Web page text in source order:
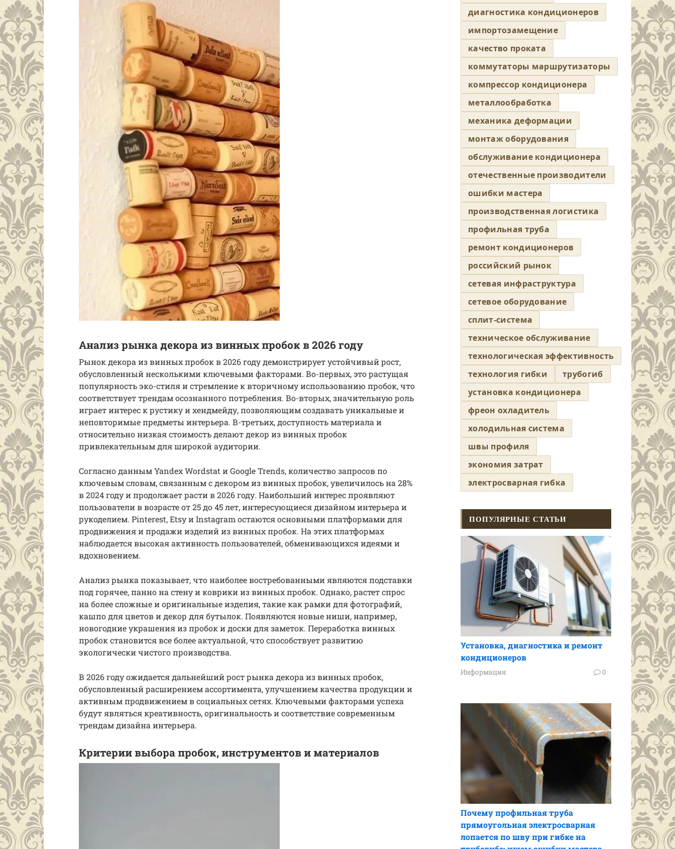
Анализ рынка декора из винных пробок в 2026 году
Рынок декора из винных пробок в 2026 году демонстрирует устойчивый рост,
обусловленный несколькими ключевыми факторами. Во-первых, это растущая
популярность эко-стиля и стремление к вторичному использованию пробок, что
соответствует трендам осознанного потребления. Во-вторых, значительную роль
играет интерес к рустику и хендмейду, позволяющим создавать уникальные и
неповторимые предметы интерьера. В-третьих, доступность материала и
относительно низкая стоимость делают декор из винных пробок
привлекательным для широкой аудитории.
Согласно данным Yandex Wordstat и Google Trends, количество запросов по
ключевым словам, связанным с декором из винных пробок, увеличилось на 28%
в 2024 году и продолжает расти в 2026 году. Наибольший интерес проявляют
пользователи в возрасте от 25 до 45 лет, интересующиеся дизайном интерьера и
рукоделием. Pinterest, Etsy и Instagram остаются основными платформами для
продвижения и продажи изделий из винных пробок. На этих платформах
наблюдается высокая активность пользователей, обменивающихся идеями и
вдохновением.
Анализ рынка показывает, что наиболее востребованными являются подставки
под горячее, панно на стену и коврики из винных пробок. Однако, растет спрос
на более сложные и оригинальные изделия, такие как рамки для фотографий,
кашпо для цветов и декор для бутылок. Появляются новые ниши, например,
новогодние украшения из пробок и доски для заметок. Переработка винных
пробок становится все более актуальной, что способствует развитию
экологически чистого производства.
В 2026 году ожидается дальнейший рост рынка декора из винных пробок,
обусловленный расширением ассортимента, улучшением качества продукции и
активным продвижением в социальных сетях. Ключевыми факторами успеха
будут являться креативность, оригинальность и соответствие современным
трендам дизайна интерьера.
Критерии выбора пробок, инструментов и материалов
диагностика кондиционеров
импортозамещение
качество проката
коммутаторы маршрутизаторы
компрессор кондиционера
металлообработка
механика деформации
монтаж оборудования
обслуживание кондиционера
отечественные производители
ошибки мастера
производственная логистика
профильная труба
ремонт кондиционеров
российский рынок
сетевая инфраструктура
сетевое оборудование
сплит-система
техническое обслуживание
технологическая эффективность
технология гибки
трубогиб
установка кондиционера
фреон охладитель
холодильная система
швы профиля
экономия затрат
электросварная гибка
ПОПУЛЯРНЫЕ СТАТЬИ
Установка, диагностика и ремонт
кондиционеров
Информация 0
Почему профильная труба
прямоугольная электросварная
лопается по шву при гибке на